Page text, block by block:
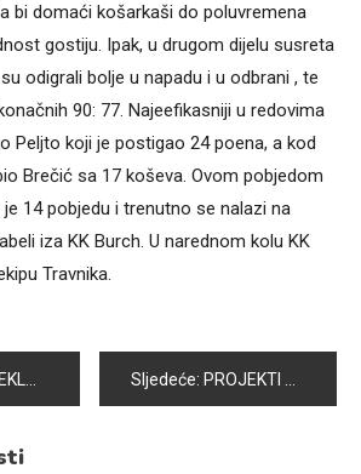
bi domaći košarkaši do poluvremena
gostiju. Ipak, u drugom dijelu susreta
odigrali bolje u napadu i u odbrani , te
90: 77. Najeefikasniji u redovima
Peljto koji je postigao 24 poena, a kod
Brečić sa 17 koševa. Ovom pobjedom
14 pobjedu i trenutno se nalazi na
iza KK Burch. U narednom kolu KK
Travnika.
SMJEČANINA Sljedeće: PROJEKTI NA SANACIJI KLIZIŠTA U OPĆINI VOGOŠĆA BIĆE NASTAVLJENI I U OVOJ GODINI